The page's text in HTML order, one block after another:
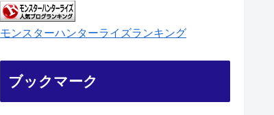
モンスターハンターライズランキング
ブックマーク